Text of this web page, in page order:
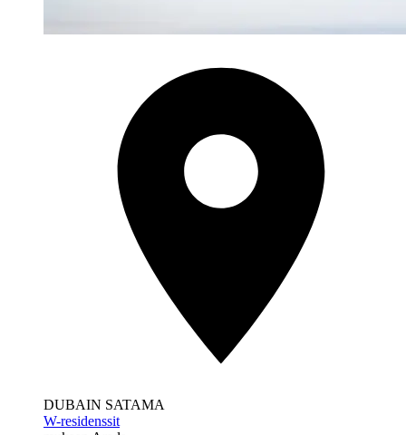
DUBAIN SATAMA
W-residenssit